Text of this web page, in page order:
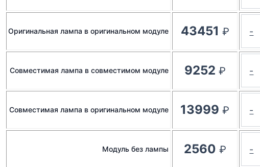
Оригинальная лампа в оригинальном модуле 43451 ₽ -
Совместимая лампа в совместимом модуле 9252 ₽ -
Совместимая лампа в оригинальном модуле 13999 ₽ -
Модуль без лампы 2560 ₽ -